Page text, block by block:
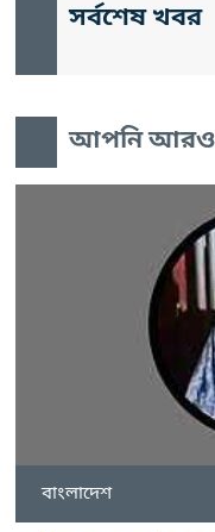
সর্বশেষ খবর
আপনি আরও
বাংলাদেশ